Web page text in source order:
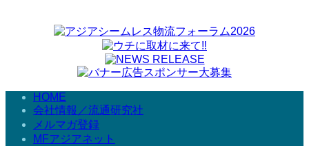
HOME
会社情報／流通研究社
メルマガ登録
MFアジアネット